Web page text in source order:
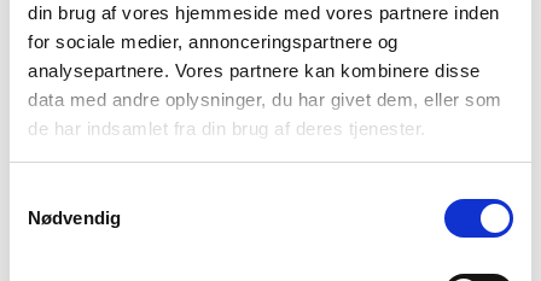
din brug af vores hjemmeside med vores partnere inden
for sociale medier, annonceringspartnere og
analysepartnere. Vores partnere kan kombinere disse
data med andre oplysninger, du har givet dem, eller som
de har indsamlet fra din brug af deres tjenester.
Nødvendig